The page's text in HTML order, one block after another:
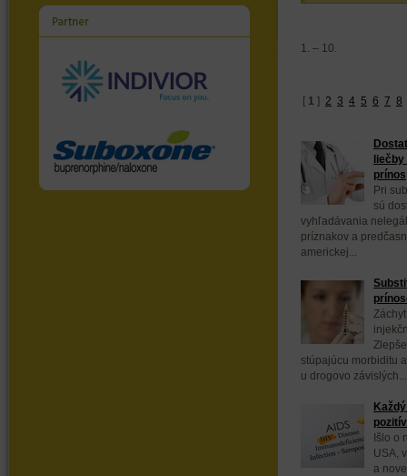
1. – 10.
[ 1 ] 2 3 4 5 6 7 8
liečby
prínos
Pri
sú
vyhľadávania
príznakov a
americkej...
stúpajúcu morbiditu
u drogovo závislých...
Išlo o
USA,
a